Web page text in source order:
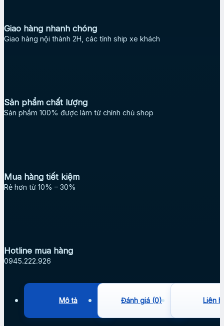
Giao hàng nhanh chóng
Giao hàng nội thành 2H, các tỉnh ship xe khách
Sản phẩm chất lượng
Sản phẩm 100% được làm từ chính chủ shop
Mua hàng tiết kiệm
Rẻ hơn từ 10% – 30%
Hotline mua hàng
0945.222.926
Mô tả Đánh giá (0) Liên